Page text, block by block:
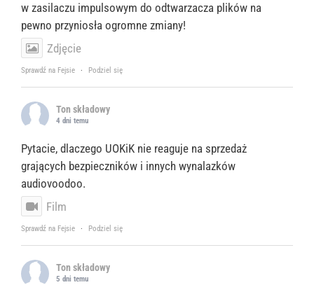
w zasilaczu impulsowym do odtwarzacza plików na
pewno przyniosła ogromne zmiany!
Zdjęcie
Sprawdź na Fejsie · Podziel się
Ton składowy
4 dni temu
Pytacie, dlaczego UOKiK nie reaguje na sprzedaż
grających bezpieczników i innych wynalazków
audiovoodoo.
Film
Sprawdź na Fejsie · Podziel się
Ton składowy
5 dni temu